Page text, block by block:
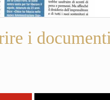
i documenti